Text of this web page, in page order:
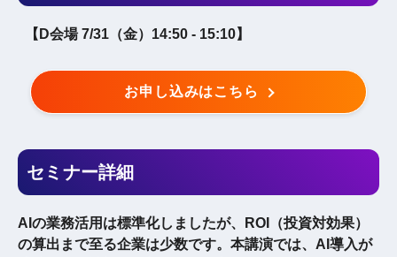
【D会場 7/31（金）14:50 - 15:10】
お申し込みはこちら
セミナー詳細
AIの業務活用は標準化しましたが、ROI（投資対効果）
の算出まで至る企業は少数です。本講演では、AI導入が